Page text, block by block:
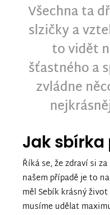
Všechna ta
slzičky a
to vidět
šťastného a
zvládne
Jak sbírka
Říká se, že zdraví si
našem případě je to
měl Sebík krásný
musíme udělat